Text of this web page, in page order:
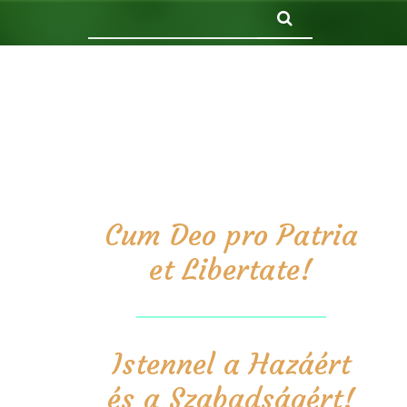
Cum Deo pro Patria
et Libertate!
Istennel a Hazáért
és a Szabadságért!